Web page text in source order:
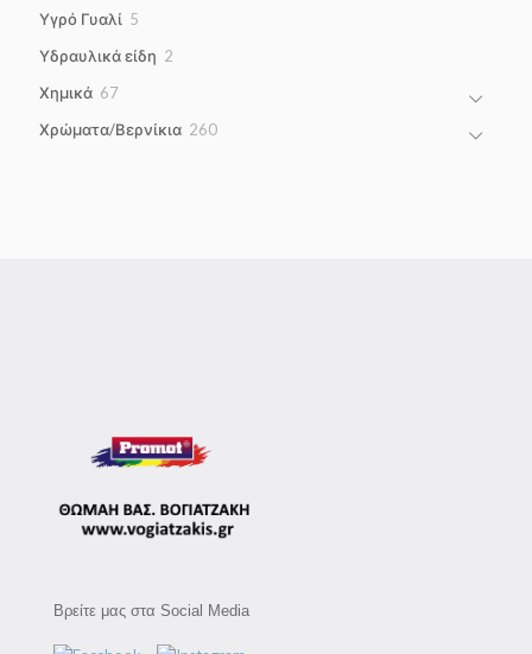
Υγρό Γυαλί 5
Υδραυλικά είδη 2
Χημικά 6767
Χρώματα/Βερνίκια 260260
Βρείτε μας στα Social Media